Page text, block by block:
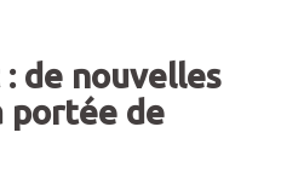
de nouvelles
portée de